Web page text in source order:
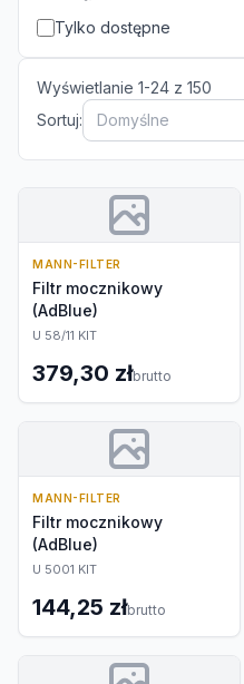
Tylko dostępne
Wyświetlanie 1-24 z 150
Sortuj:
Domyślne
MANN-FILTER
Filtr mocznikowy
(AdBlue)
U 58/11 KIT
379,30 złbrutto
MANN-FILTER
Filtr mocznikowy
(AdBlue)
U 5001 KIT
144,25 złbrutto